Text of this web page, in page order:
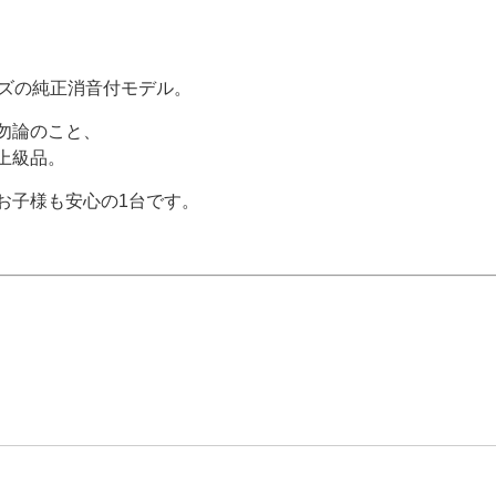
の純正消音付モデル。
のこと、
品。
様も安心の1台です。